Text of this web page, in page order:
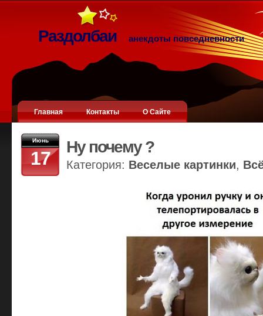
Раздолбаи анекдоты повседневности
Главная Контакты О Сайте
Июнь
17
Ну почему ?
Категория: Веселые картинки,